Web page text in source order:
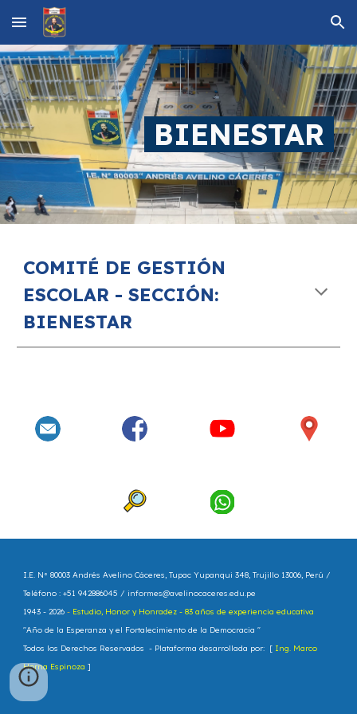
Skip to main content Skip to navigation
BIENESTAR
COMITÉ DE GESTIÓN
ESCOLAR - SECCIÓN:
BIENESTAR
I.E. N° 80003 Andrés Avelino Cáceres, Tupac Yupanqui 348, Trujillo 13006, Perú /
Teléfono : +51 942886045 /informes@avelinocaceres.edu.pe
1943 - 2026- Estudio, Honor y Honradez - 83 años de experiencia educativa
"Año de la Esperanza y el Fortalecimiento de la Democracia "
Todos los Derechos Reservados - Plataformadesarrollada por: [ Ing. Marco
Horna Espinoza ]